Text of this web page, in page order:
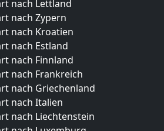
nach Lettland
nach Zypern
nach Kroatien
nach Estland
nach Finnland
nach Frankreich
nach Griechenland
nach Italien
nach Liechtenstein